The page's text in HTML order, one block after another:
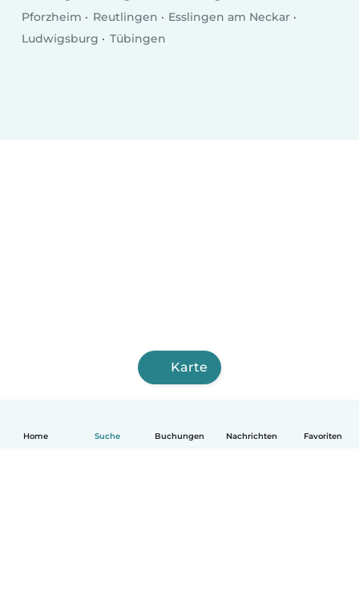
Home Suche Buchungen Nachrichten Favoriten
Pforzheim
Reutlingen
Esslingen am Neckar
Ludwigsburg
Tübingen
Karte